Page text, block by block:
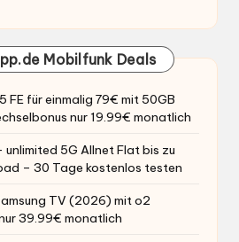
Mobilfunk Deals
FE für einmalig 79€ mit 50GB
nur 19.99€ monatlich
unlimited 5G Allnet Flat bis zu
– 30 Tage kostenlos testen
TV (2026) mit o2
39.99€ monatlich